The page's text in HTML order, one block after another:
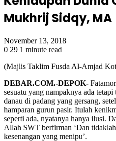
Mukhrij Sidqy, MA
November 13, 2018
0 29 1 minute read
(Majlis Taklim Fusda Al-Amjad
DEBAR.COM.-DEPOK-
sesuatu yang nampaknya ada
danau di padang yang gersang,
hamparan gurun pasir. Itulah
seperti ada, nyatanya hanya ilusi.
Allah SWT berfirman ‘Dan
kesenangan yang menipu’.